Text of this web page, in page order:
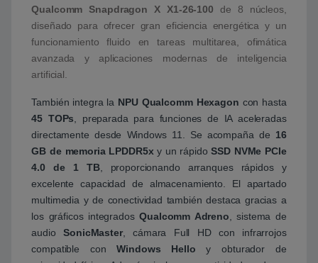
Qualcomm Snapdragon X X1-26-100 de 8 núcleos,
diseñado para ofrecer gran eficiencia energética y un
funcionamiento fluido en tareas multitarea, ofimática
avanzada y aplicaciones modernas de inteligencia
artificial.
También integra la NPU Qualcomm Hexagon con hasta
45 TOPs , preparada para funciones de IA aceleradas
directamente desde Windows 11. Se acompaña de 16
GB de memoria LPDDR5x y un rápidoSSD NVMe PCIe
4.0 de 1 TB, proporcionando arranques rápidos y
excelente capacidad de almacenamiento. El apartado
multimedia y de conectividad también destaca gracias a
los gráficos integradosQualcomm Adreno , sistema de
audioSonicMaster, cámara Full HD con infrarrojos
compatible conWindows Hello y obturador de